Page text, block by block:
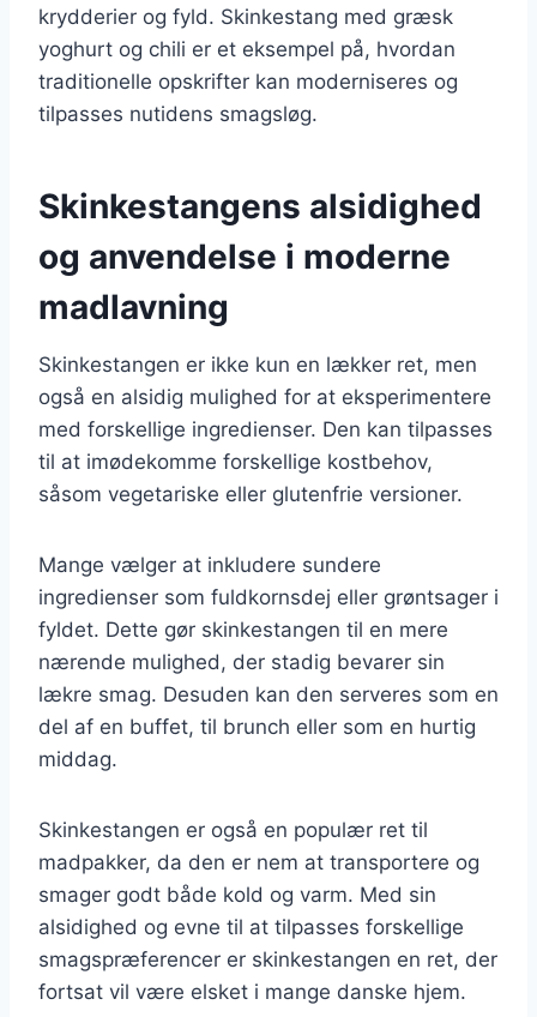
krydderier og fyld. Skinkestang med græsk
yoghurt og chili er et eksempel på, hvordan
traditionelle opskrifter kan moderniseres og
tilpasses nutidens smagsløg.
Skinkestangens alsidighed
og anvendelse i moderne
madlavning
Skinkestangen er ikke kun en lækker ret, men
også en alsidig mulighed for at eksperimentere
med forskellige ingredienser. Den kan tilpasses
til at imødekomme forskellige kostbehov,
såsom vegetariske eller glutenfrie versioner.
Mange vælger at inkludere sundere
ingredienser som fuldkornsdej eller grøntsager i
fyldet. Dette gør skinkestangen til en mere
nærende mulighed, der stadig bevarer sin
lækre smag. Desuden kan den serveres som en
del af en buffet, til brunch eller som en hurtig
middag.
Skinkestangen er også en populær ret til
madpakker, da den er nem at transportere og
smager godt både kold og varm. Med sin
alsidighed og evne til at tilpasses forskellige
smagspræferencer er skinkestangen en ret, der
fortsat vil være elsket i mange danske hjem.